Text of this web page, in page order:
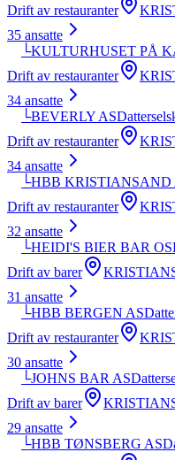
Drift av restauranter
35 ansatte
└KULTURHUSET PÅ
Drift av restauranter
34 ansatte
└BEVERLY AS
Drift av restauranter
34 ansatte
└HBB KRISTIANSAND
Drift av restauranter
32 ansatte
└HEIDI'S BIER BAR
Drift av barer
31 ansatte
└HBB BERGEN AS
Drift av restauranter
30 ansatte
└JOHNS BAR AS
Drift av barer
29 ansatte
└HBB TØNSBERG AS